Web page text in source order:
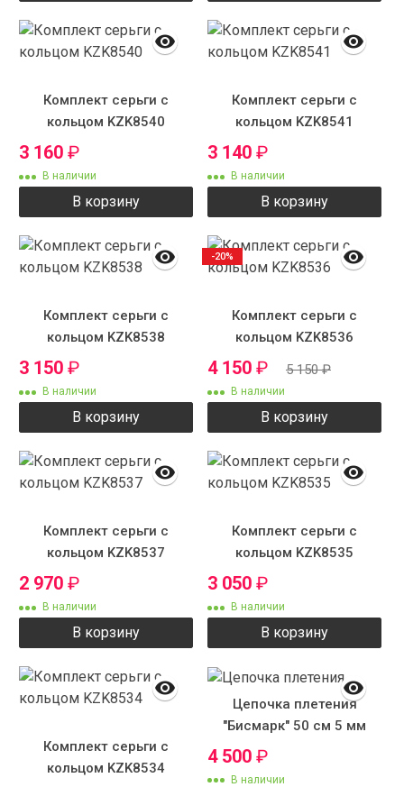
Комплект серьги с
кольцом KZK8540
3 160 ₽
В наличии
В корзину
Комплект серьги с
кольцом KZK8541
3 140 ₽
В наличии
В корзину
Комплект серьги с
кольцом KZK8538
3 150 ₽
В наличии
В корзину
Комплект серьги с
кольцом KZK8536
4 150 ₽ 5 150₽
В наличии
В корзину
-20%
Комплект серьги с
кольцом KZK8537
2 970 ₽
В наличии
В корзину
Комплект серьги с
кольцом KZK8535
3 050 ₽
В наличии
В корзину
Комплект серьги с
кольцом KZK8534
Цепочка плетения
"Бисмарк" 50 см 5 мм
4 500 ₽
В наличии